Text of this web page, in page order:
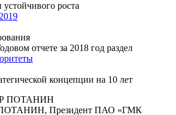
роста
отчете за 2018 год раздел
концепции на 10 лет
Президент ПАО «ГМК